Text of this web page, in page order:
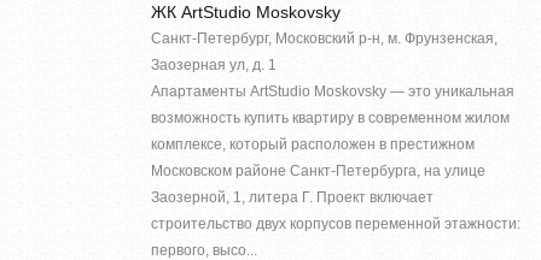
ЖК ArtStudio Moskovsky
Санкт-Петербург, Московский р-н, м. Фрунзенская,
Заозерная ул, д. 1
Апартаменты ArtStudio Moskovsky — это уникальная
возможность купить квартиру в современном жилом
комплексе, который расположен в престижном
Московском районе Санкт-Петербурга, на улице
Заозерной, 1, литера Г. Проект включает
строительство двух корпусов переменной этажности:
первого, высо...